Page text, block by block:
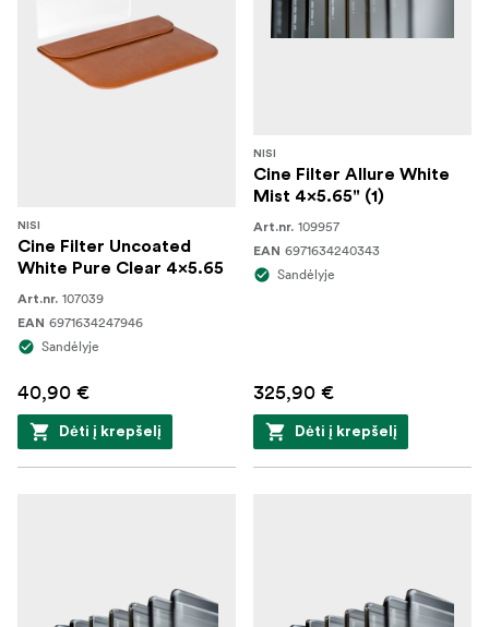
NISI
Cine Filter Uncoated
White Pure Clear 4x5.65
Art.nr. 107039
EAN 6971634247946
Sandėlyje
40,90 €
Dėti į krepšelį
NISI
Cine Filter Allure White
Mist 4x5.65" (1)
Art.nr. 109957
EAN 6971634240343
Sandėlyje
325,90 €
Dėti į krepšelį